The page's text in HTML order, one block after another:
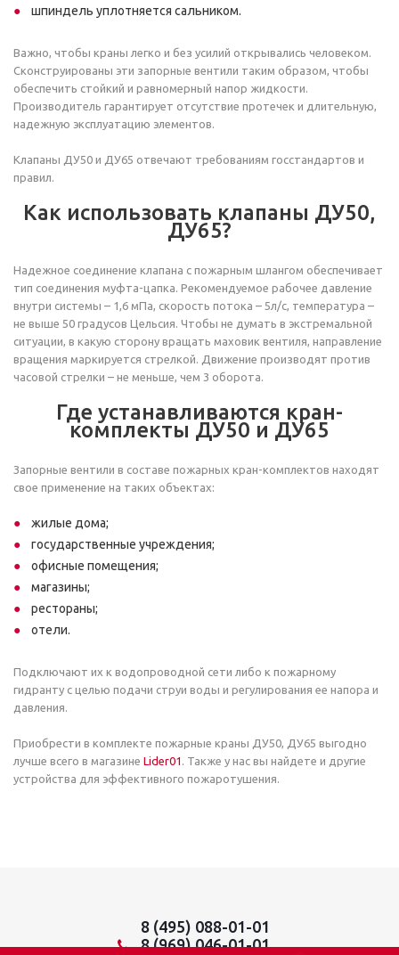
шпиндель уплотняется сальником.
Важно, чтобы краны легко и без усилий открывались человеком.
Сконструированы эти запорные вентили таким образом, чтобы
обеспечить стойкий и равномерный напор жидкости.
Производитель гарантирует отсутствие протечек и длительную,
надежную эксплуатацию элементов.
Клапаны ДУ50 и ДУ65 отвечают требованиям госстандартов и
правил.
Как использовать клапаны ДУ50,
ДУ65?
Надежное соединение клапана с пожарным шлангом обеспечивает
тип соединения муфта-цапка. Рекомендуемое рабочее давление
внутри системы – 1,6 мПа, скорость потока – 5л/с, температура –
не выше 50 градусов Цельсия. Чтобы не думать в экстремальной
ситуации, в какую сторону вращать маховик вентиля, направление
вращения маркируется стрелкой. Движение производят против
часовой стрелки – не меньше, чем 3 оборота.
Где устанавливаются кран-
комплекты ДУ50 и ДУ65
Запорные вентили в составе пожарных кран-комплектов находят
свое применение на таких объектах:
жилые дома;
государственные учреждения;
офисные помещения;
магазины;
рестораны;
отели.
Подключают их к водопроводной сети либо к пожарному
гидранту с целью подачи струи воды и регулирования ее напора и
давления.
Приобрести в комплекте пожарные краны ДУ50, ДУ65 выгодно
лучше всего в магазине Lider01 . Также у нас вы найдете и другие
устройства для эффективного пожаротушения.
8 (495) 088-01-01
8 (969) 046-01-01